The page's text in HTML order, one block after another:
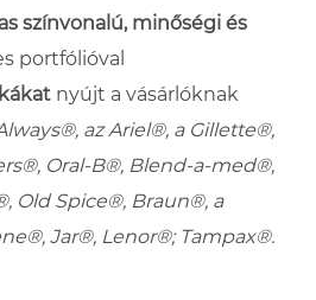
színvonalú, minőségi és
portfólióval
nyújt a vásárlóknak
az Ariel®, a Gillette®,
Oral-B®, Blend-a-med®,
Old Spice®, Braun®, a
Jar®, Lenor®; Tampax®.